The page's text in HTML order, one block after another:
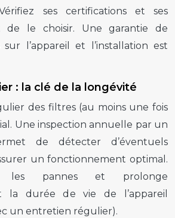
ses certifications et ses
de le choisir. Une garantie de
l’appareil et l’installation est
: la clé de la longévité
des filtres (au moins une fois
Une inspection annuelle par un
de détecter d’éventuels
un fonctionnement optimal.
les pannes et prolonge
la durée de vie de l’appareil
un entretien régulier).